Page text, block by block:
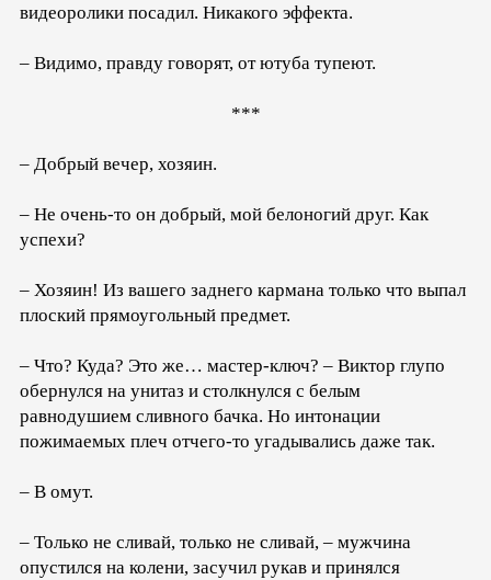
видеоролики посадил. Никакого эффекта.
– Видимо, правду говорят, от ютуба тупеют.
***
– Добрый вечер, хозяин.
– Не очень-то он добрый, мой белоногий друг. Как
успехи?
– Хозяин! Из вашего заднего кармана только что выпал
плоский прямоугольный предмет.
– Что? Куда? Это же… мастер-ключ? – Виктор глупо
обернулся на унитаз и столкнулся с белым
равнодушием сливного бачка. Но интонации
пожимаемых плеч отчего-то угадывались даже так.
– В омут.
– Только не сливай, только не сливай, – мужчина
опустился на колени, засучил рукав и принялся